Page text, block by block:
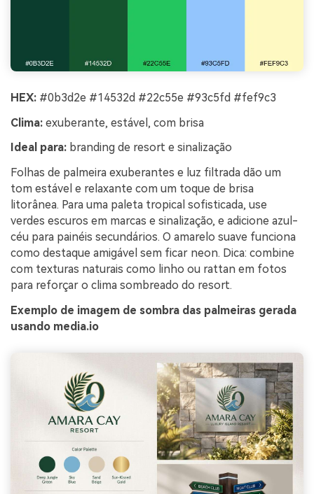
HEX: #0b3d2e #14532d #22c55e #93c5fd #fef9c3
Clima: exuberante, estável, com brisa
Ideal para: branding de resort e sinalização
Folhas de palmeira exuberantes e luz filtrada dão um
tom estável e relaxante com um toque de brisa
litorânea. Para uma paleta tropical sofisticada, use
verdes escuros em marcas e sinalização, e adicione azul-
céu para painéis secundários. O amarelo suave funciona
como destaque amigável sem ficar neon. Dica: combine
com texturas naturais como linho ou rattan em fotos
para reforçar o clima sombreado do resort.
Exemplo de imagem de sombra das palmeiras gerada
usando media.io